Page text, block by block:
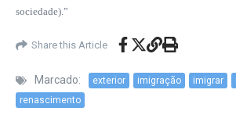
sociedade).”
Share this Article
Marcado: exterior imigração imigrar
renascimento